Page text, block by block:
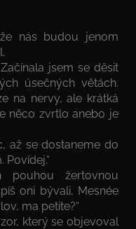
nás budou jenom
jsem se děsit
úsečných větách.
na nervy, ale krátká
něco zvrtlo anebo je
až se dostaneme do
Povídej.“
pouhou žertovnou
oni bývali, Mesnée
ma petite?“
který se objevoval